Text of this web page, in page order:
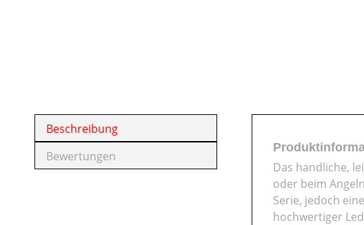
Beschreibung
Bewertungen
Das handliche,
oder beim
Serie, jedoch
hochwertiger